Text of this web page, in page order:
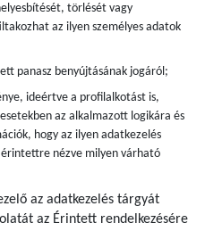
törlését vagy
az ilyen személyes adatok
panasz benyújtásának jogáról;
ideértve a profilalkotást is,
az alkalmazott logikára és
hogy az ilyen adatkezelés
nézve milyen várható
az adatkezelés tárgyát
az Érintett rendelkezésére